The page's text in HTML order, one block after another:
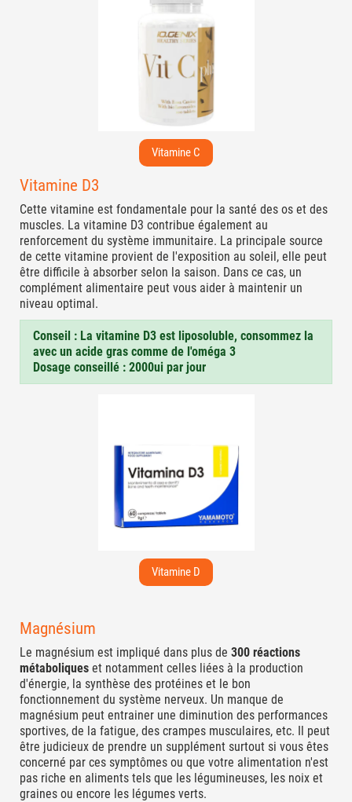
Vitamine C
Vitamine D3
Cette vitamine est fondamentale pour la santé des os et des
muscles. La vitamine D3 contribue également au
renforcement du système immunitaire. La principale source
de cette vitamine provient de l'exposition au soleil, elle peut
être difficile à absorber selon la saison. Dans ce cas, un
complément alimentaire peut vous aider à maintenir un
niveau optimal.
Conseil : La vitamine D3 est liposoluble, consommez la
avec un acide gras comme de l'oméga 3
Dosage conseillé : 2000ui par jour
Vitamine D
Magnésium
Le magnésium est impliqué dans plus de 300 réactions
métaboliques et notamment celles liées à la production
d'énergie, la synthèse des protéines et le bon
fonctionnement du système nerveux. Un manque de
magnésium peut entrainer une diminution des performances
sportives, de la fatigue, des crampes musculaires, etc. Il peut
être judicieux de prendre un supplément surtout si vous êtes
concerné par ces symptômes ou que votre alimentation n'est
pas riche en aliments tels que les légumineuses, les noix et
graines ou encore les légumes verts.